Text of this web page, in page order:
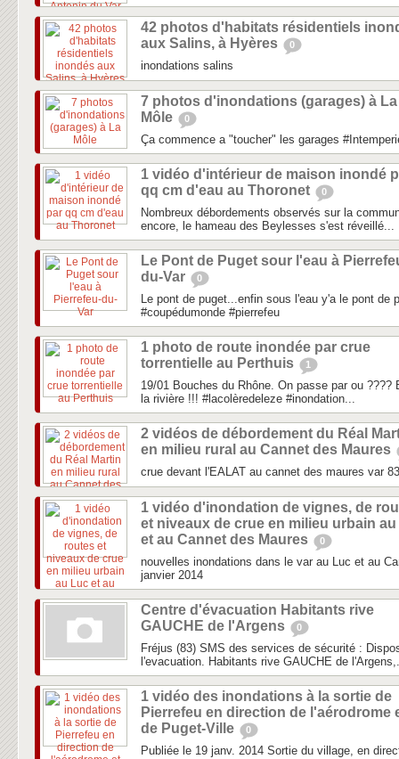
42 photos d'habitats résidentiels
aux Salins, à Hyères
0
inondations salins
7 photos d'inondations (garages) à La
Môle
0
Ça commence a "toucher" les garages
1 vidéo d'intérieur de maison inondé
qq cm d'eau au Thoronet
0
Nombreux débordements observés sur la
encore, le hameau des Beylesses s'est réveillé...
Le Pont de Puget sour l'eau à
du-Var
0
Le pont de puget...enfin sous l'eau y'a le pont de
#coupédumonde #pierrefeu
1 photo de route inondée par crue
torrentielle au Perthuis
1
19/01 Bouches du Rhône. On passe par ou ????
la rivière !!! #lacolèredeleze #inondation...
2 vidéos de débordement du Réal
en milieu rural au Cannet des Maures
crue devant l'EALAT au cannet des maures var 83
1 vidéo d'inondation de vignes, de
et niveaux de crue en milieu urbain
et au Cannet des Maures
0
nouvelles inondations dans le var au Luc et au
janvier 2014
Centre d'évacuation Habitants rive
GAUCHE de l'Argens
0
Fréjus (83) SMS des services de sécurité :
l'evacuation. Habitants rive GAUCHE de
1 vidéo des inondations à la sortie de
Pierrefeu en direction de l'aérodrome
de Puget-Ville
0
Publiée le 19 janv. 2014 Sortie du village, en